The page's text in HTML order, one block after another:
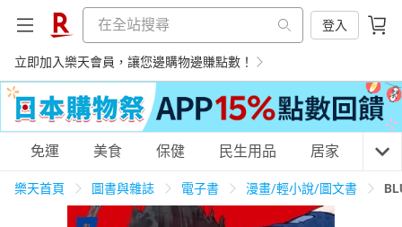
登入
立即加入樂天會員，讓您邊購物邊賺點數！
購物網分類
免運 美食 保健 民生用品 居家 3C
樂天首頁 圖書與雜誌 電子書 漫畫/輕小說/圖文書